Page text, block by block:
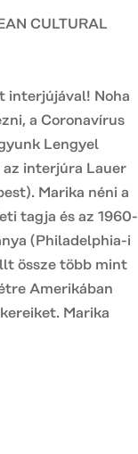
CULTURAL
interjújával! Noha
a Coronavírus
Lengyel
az interjúra Lauer
Marika néni a
tagja és az 1960-
(Philadelphia-i
össze több mint
Amerikában
Marika